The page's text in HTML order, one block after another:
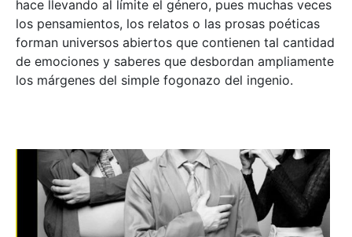
hace llevando al límite el género, pues muchas veces
los pensamientos, los relatos o las prosas poéticas
forman universos abiertos que contienen tal cantidad
de emociones y saberes que desbordan ampliamente
los márgenes del simple fogonazo del ingenio.